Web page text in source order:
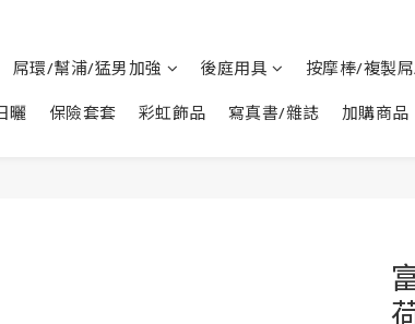
屌環/幫浦/猛男加強 後庭用具 按摩棒/複製
曬 保險套套 彩虹飾品 寫真書/雜誌 加購商品